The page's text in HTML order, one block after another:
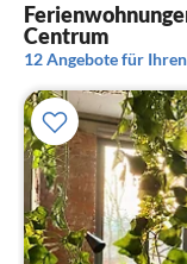
Centrum
12 Angebote für